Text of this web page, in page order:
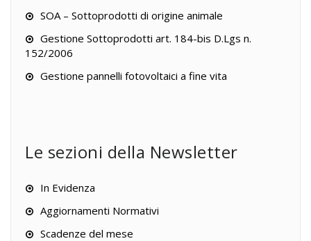
SOA – Sottoprodotti di origine animale
Gestione Sottoprodotti art. 184-bis D.Lgs n.
152/2006
Gestione pannelli fotovoltaici a fine vita
Le sezioni della Newsletter
In Evidenza
Aggiornamenti Normativi
Scadenze del mese